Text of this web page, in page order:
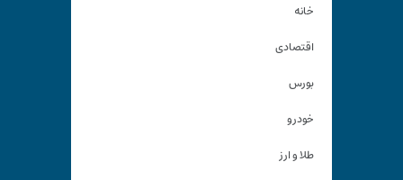
خانه
اقتصادی
بورس
خودرو
طلا و ارز